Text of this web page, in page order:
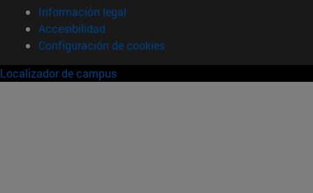
Información legal
Accesibilidad
Configuración de cookies
Localizador de campus